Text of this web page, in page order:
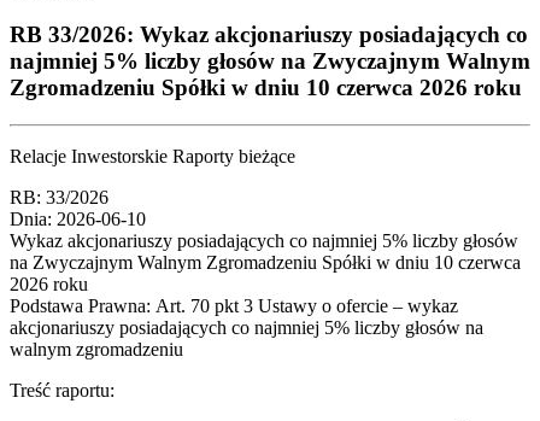
RB 33/2026: Wykaz akcjonariuszy posiadających co
najmniej 5% liczby głosów na Zwyczajnym Walnym
Zgromadzeniu Spółki w dniu 10 czerwca 2026 roku
Relacje Inwestorskie Raporty bieżące
RB: 33/2026
Dnia: 2026-06-10
Wykaz akcjonariuszy posiadających co najmniej 5% liczby głosów
na Zwyczajnym Walnym Zgromadzeniu Spółki w dniu 10 czerwca
2026 roku
Podstawa Prawna: Art. 70 pkt 3 Ustawy o ofercie – wykaz
akcjonariuszy posiadających co najmniej 5% liczby głosów na
walnym zgromadzeniu
Treść raportu: